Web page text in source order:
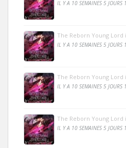
IL Y A 10 SEMAINES 5 JOURS
The Reborn Young Lord
IL Y A 10 SEMAINES 5 JOURS
The Reborn Young Lord
IL Y A 10 SEMAINES 5 JOURS
The Reborn Young Lord
IL Y A 10 SEMAINES 5 JOURS